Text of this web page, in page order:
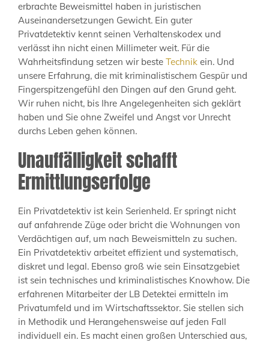
erbrachte Beweismittel haben in juristischen
Auseinandersetzungen Gewicht. Ein guter
Privatdetektiv kennt seinen Verhaltenskodex und
verlässt ihn nicht einen Millimeter weit. Für die
Wahrheitsfindung setzen wir beste Technik ein. Und
unsere Erfahrung, die mit kriminalistischem Gespür und
Fingerspitzengefühl den Dingen auf den Grund geht.
Wir ruhen nicht, bis Ihre Angelegenheiten sich geklärt
haben und Sie ohne Zweifel und Angst vor Unrecht
durchs Leben gehen können.
Unauffälligkeit schafft
Ermittlungserfolge
Ein Privatdetektiv ist kein Serienheld. Er springt nicht
auf anfahrende Züge oder bricht die Wohnungen von
Verdächtigen auf, um nach Beweismitteln zu suchen.
Ein Privatdetektiv arbeitet effizient und systematisch,
diskret und legal. Ebenso groß wie sein Einsatzgebiet
ist sein technisches und kriminalistisches Knowhow. Die
erfahrenen Mitarbeiter der LB Detektei ermitteln im
Privatumfeld und im Wirtschaftssektor. Sie stellen sich
in Methodik und Herangehensweise auf jeden Fall
individuell ein. Es macht einen großen Unterschied aus,